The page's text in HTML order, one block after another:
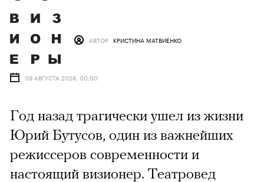
АВТОР КРИСТИНА МАТВИЕНКО
09 АВГУСТА 2026, 00:00
Год назад трагически ушел из жизни
Юрий Бутусов, один из важнейших
режиссеров современности и
настоящий визионер. Театровед